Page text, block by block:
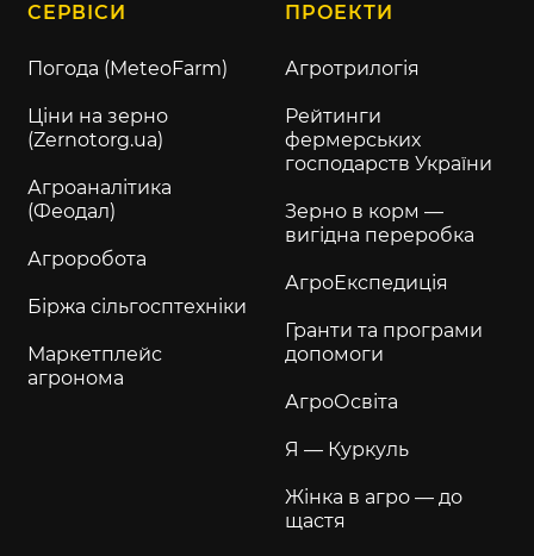
СЕРВІСИ
Погода (MeteoFarm)
Ціни на зерно
(Zernotorg.ua)
Агроаналітика
(Феодал)
Агроробота
Біржа сільгосптехніки
Маркетплейс
агронома
ПРОЕКТИ
Агротрилогія
Рейтинги
фермерських
господарств України
Зерно в корм —
вигідна переробка
АгроЕкспедиція
Гранти та програми
допомоги
АгроОсвіта
Я — Куркуль
Жінка в агро — до
щастя